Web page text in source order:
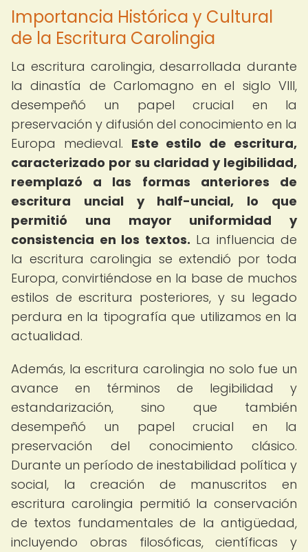
Importancia Histórica y Cultural
de la Escritura Carolingia
La escritura carolingia, desarrollada durante
la dinastía de Carlomagno en el siglo VIII,
desempeñó un papel crucial en la
preservación y difusión del conocimiento en la
Europa medieval. Este estilo de escritura,
caracterizado por su claridad y legibilidad,
reemplazó a las formas anteriores de
escritura uncial y half-uncial, lo que
permitió una mayor uniformidad y
consistencia en los textos. La influencia de
la escritura carolingia se extendió por toda
Europa, convirtiéndose en la base de muchos
estilos de escritura posteriores, y su legado
perdura en la tipografía que utilizamos en la
actualidad.
Además, la escritura carolingia no solo fue un
avance en términos de legibilidad y
estandarización, sino que también
desempeñó un papel crucial en la
preservación del conocimiento clásico.
Durante un período de inestabilidad política y
social, la creación de manuscritos en
escritura carolingia permitió la conservación
de textos fundamentales de la antigüedad,
incluyendo obras filosóficas, científicas y